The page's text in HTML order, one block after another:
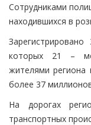
Сотрудниками
находившихся в
которых 21 –
жителями региона
более 37
На дорогах
транспортных